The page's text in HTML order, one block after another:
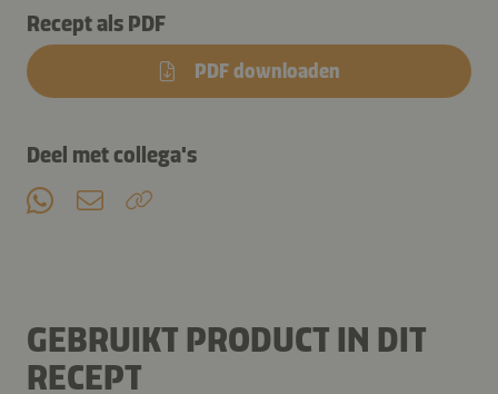
Recept als PDF
PDF downloaden
Deel met collega's
GEBRUIKT PRODUCT IN DIT
RECEPT